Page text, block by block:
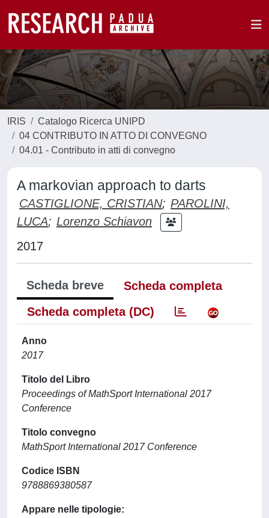
IRIS
Catalogo Ricerca UNIPD
04 CONTRIBUTO IN ATTO DI CONVEGNO
04.01 - Contributo in atti di convegno
A markovian approach to darts
CASTIGLIONE, CRISTIAN; PAROLINI,
LUCA; Lorenzo Schiavon
2017
Scheda breve
Scheda completa
Scheda completa (DC)
Anno
2017
Titolo del Libro
Proceedings of MathSport International 2017
Conference
Titolo convegno
MathSport International 2017 Conference
Codice ISBN
9788869380587
Appare nelle tipologie: